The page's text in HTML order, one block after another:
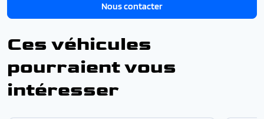
Nous contacter
Ces véhicules
pourraient vous
intéresser